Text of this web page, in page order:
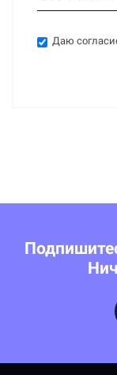
Даю